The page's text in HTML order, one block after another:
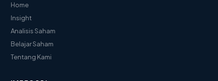
Home
Insight
Analisis Saham
Belajar Saham
Tentang Kami